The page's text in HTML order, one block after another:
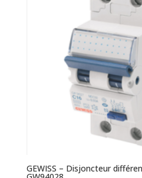
GEWISS – Disjoncteur